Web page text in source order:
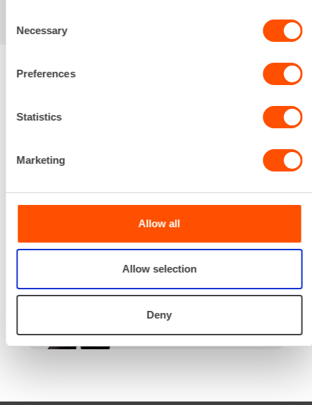
Selection
Necessary
Preferences
Statistics
Marketing
Allow all
Allow selection
Deny
SOITA